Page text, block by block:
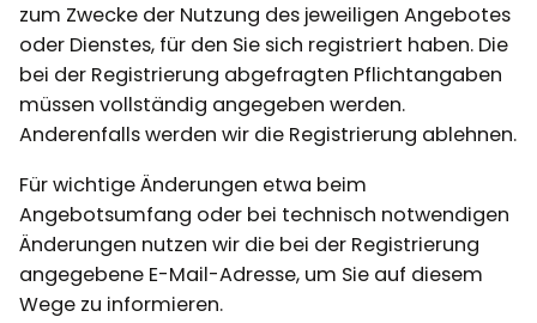
zum Zwecke der Nutzung des jeweiligen Angebotes
oder Dienstes, für den Sie sich registriert haben. Die
bei der Registrierung abgefragten Pflichtangaben
müssen vollständig angegeben werden.
Anderenfalls werden wir die Registrierung ablehnen.
Für wichtige Änderungen etwa beim
Angebotsumfang oder bei technisch notwendigen
Änderungen nutzen wir die bei der Registrierung
angegebene E-Mail-Adresse, um Sie auf diesem
Wege zu informieren.